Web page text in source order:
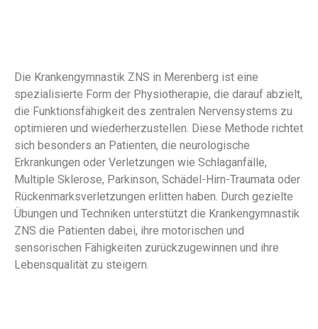
Die Krankengymnastik ZNS in Merenberg ist eine
spezialisierte Form der Physiotherapie, die darauf abzielt,
die Funktionsfähigkeit des zentralen Nervensystems zu
optimieren und wiederherzustellen. Diese Methode richtet
sich besonders an Patienten, die neurologische
Erkrankungen oder Verletzungen wie Schlaganfälle,
Multiple Sklerose, Parkinson, Schädel-Hirn-Traumata oder
Rückenmarksverletzungen erlitten haben. Durch gezielte
Übungen und Techniken unterstützt die Krankengymnastik
ZNS die Patienten dabei, ihre motorischen und
sensorischen Fähigkeiten zurückzugewinnen und ihre
Lebensqualität zu steigern.